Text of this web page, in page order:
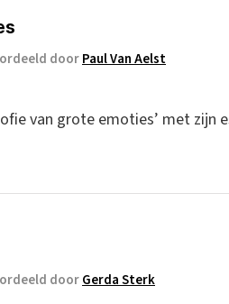
doorPaul Van Aelst
van grote emoties’ met zijn
doorGerda Sterk